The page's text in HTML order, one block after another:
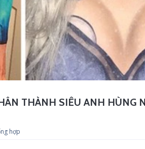
THÀNH SIÊU ANH HÙNG
hợp